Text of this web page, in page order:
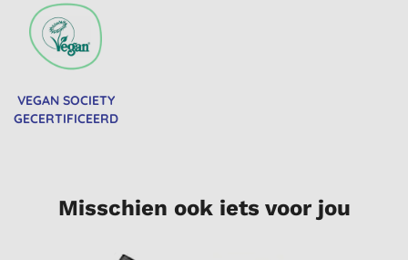
VEGAN SOCIETY
GECERTIFICEERD
Misschien ook iets voor jou